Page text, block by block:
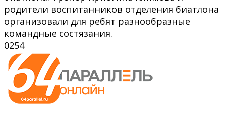
родители воспитанников отделения биатлона
организовали для ребят разнообразные
командные состязания.
0254